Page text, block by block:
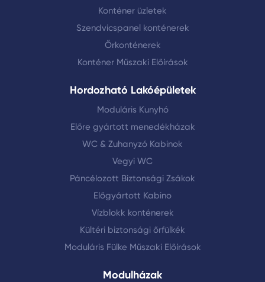
Konténer üzletek
Szendvicspanel konténerek
Őrkonténerek
Konténer Műszaki Előírások
Hordozható Lakóépületek
Moduláris Kunyhó
Előre gyártott menedékházak
WC & Zuhanyzó Kabinok
Vegyi WC
Páncélozott Biztonsági Zsákok
Előgyártott Kabino
Vízblokk konténerek
Kültéri biztonsági őrfülkék
Moduláris Fülke Műszaki Előírások
Modulházak